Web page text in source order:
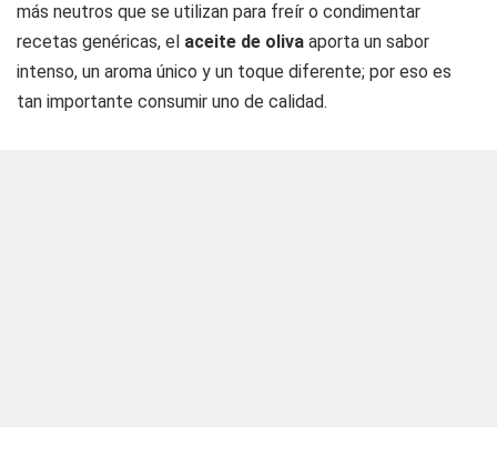
más neutros que se utilizan para freír o condimentar
recetas genéricas, el aceite de oliva aporta un sabor
intenso, un aroma único y un toque diferente; por eso es
tan importante consumir uno de calidad.